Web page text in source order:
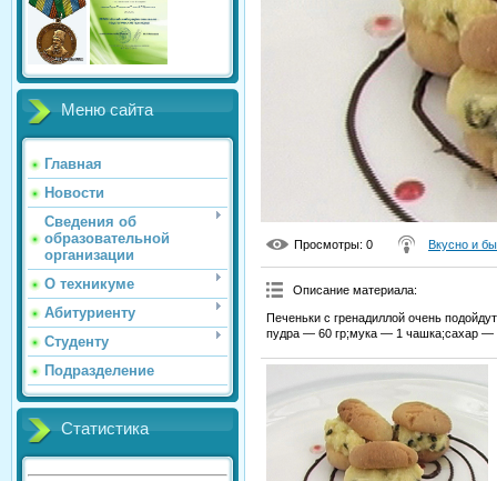
Меню сайта
Главная
Новости
Сведения об
образовательной
организации
О техникуме
Абитуриенту
Студенту
Подразделение
Статистика
Просмотры: 0 Вкусно и
Описание материала:
Печеньки с гренадиллой очень
пудра — 60 гр;мука — 1 чашка;сахар —